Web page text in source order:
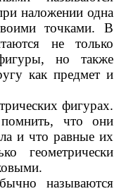
наложении одна
точками. В
не только
но также
как предмет и
фигурах.
что они
и что равные их
геометрически
называются